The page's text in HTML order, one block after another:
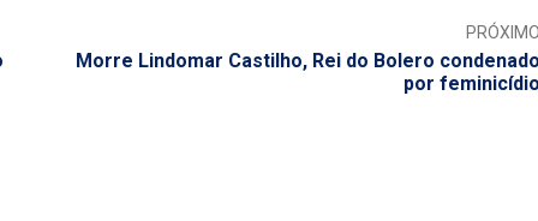
Morre Lindomar Castilho, Rei do Bolero
por